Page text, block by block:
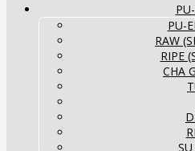
PU-
RAW
RIPE
CHA